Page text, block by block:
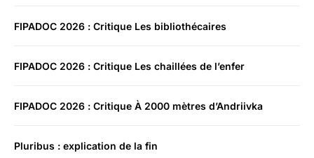
FIPADOC 2026 : Critique Les bibliothécaires
FIPADOC 2026 : Critique Les chaillées de l’enfer
FIPADOC 2026 : Critique À 2000 mètres d’Andriivka
Pluribus : explication de la fin